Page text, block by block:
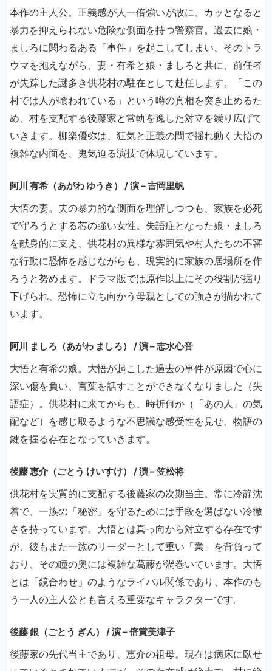
本作の主人公。正義感が人一倍強いが故に、カッとなると
暴力を抑えられない危険な側面を持つ警察官。過去に娘・
ましろに関わるある「事件」を起こしてしまい、そのトラ
ウマを抱えながら、妻・有希と娘・ましろと共に、前任者
が失踪した謎多き供花村の駐在として赴任します。「この
村では人が喰われている」という噂の真相を突き止めるた
め、村を支配する後藤家と常軌を逸した対立を繰り広げて
いきます。柳楽優弥は、狂気と正義の間で揺れ動く大悟の
複雑な内面を、鬼気迫る演技で体現しています。
阿川 有希（あがわ ゆうき） / 演 – 吉岡里帆
大悟の妻。夫の暴力的な側面を理解しつつも、家族を必死
で守ろうとする芯の強い女性。失語症となった娘・ましろ
を献身的に支え、供花村の異様な雰囲気や村人たちの不審
な行動に恐怖を感じながらも、現実的に家族の居場所を作
ろうと努めます。ドラマ版では原作以上にその役割が掘り
下げられ、恐怖に立ち向かう母親としての強さが描かれて
います。
阿川 ましろ（あがわ ましろ） / 演 – 志水心音
大悟と有希の娘。大悟が起こした過去の事件が原因で心に
深い傷を負い、言葉を話すことができなくなりました（失
語症）。供花村に来てからも、時折何か（「あの人」の気
配など）を感じ取るような不思議な感受性を見せ、物語の
鍵を握る存在となっていきます。
後藤 恵介（ごとう けいすけ） / 演 – 笠松将
供花村を実質的に支配する後藤家の次期当主。常に冷静沈
着で、一族の「秘密」を守るためには手段を選ばない冷徹
さを持っています。大悟とは真っ向から対立する存在です
が、彼もまた一族のリーダーとして重い「業」を背負って
おり、その瞳の奥には複雑な葛藤が渦巻いています。大悟
とは「鏡合わせ」のようなライバル関係であり、本作のも
う一人の主人公とも言える重要なキャラクターです。
後藤 銀（ごとう ぎん） / 演 – 倍賞美津子
後藤家の先代当主であり、恵介の祖母。現在は病床に臥せ